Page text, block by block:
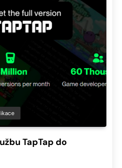
TapTap do